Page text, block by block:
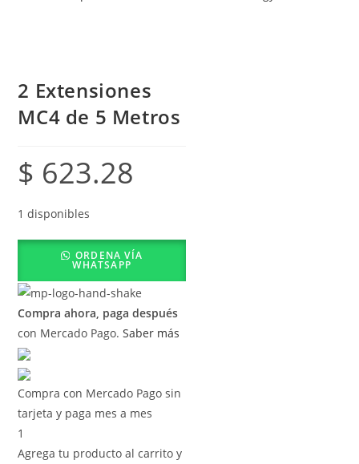
2 Extensiones
MC4 de 5 Metros
$ 623.28
1 disponibles
ORDENA VÍA
WHATSAPP
Compra ahora, paga después
con Mercado Pago. Saber más
Compra con Mercado Pago sin
tarjeta y paga mes a mes
1
Agrega tu producto al carrito y